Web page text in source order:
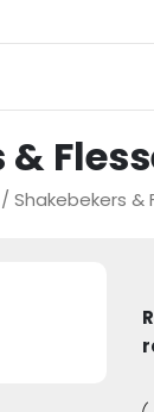
/ Shakebekers &